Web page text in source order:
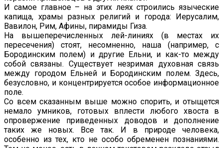
И самое главное – на этих леях строились языческие
капища, храмы разных религий и города: Иерусалим,
Вавилон, Рим, Афины, пирамиды Гиза.
На вышеперечисленных лей-линиях (в местах их
пересечения) стоят, несомненно, наша (например, с
Бородинским полем) и другие Ельни, и как-то между
собой связаны. Существует незримая духовная связь
между городом Ельней и Бородинским полем. Здесь,
безусловно, и концентрируется особое информационное
поле.
Со всем сказанным выше можно спорить, и отыщется
немало умников, готовых вплести любого хвоста в
опровержение приведенных доводов и дополнение
таких же новых. Все так. И в природе человека,
особенно из тех, кто не особо обременен познаниями.